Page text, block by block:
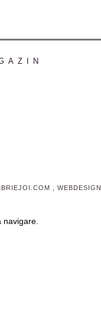
, WEBDESIGN
navigare.